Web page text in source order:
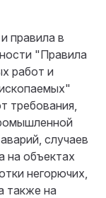
правила в
"Правила
работ и
требования,
случаев
на объектах
негорючих,
также на